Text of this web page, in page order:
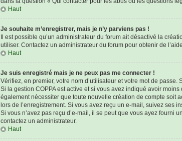
Haut
Je souhaite m’enregistrer, mais je n’y parviens pas !
Il est possible qu’un administrateur du forum ait désactivé la
utiliser. Contactez un administrateur du forum pour obtenir de
Haut
Je suis enregistré mais je ne peux pas me connecter !
Vérifiez, en premier, votre nom d’utilisateur et votre mot de passe.
Si la gestion COPPA est active et si vous avez indiqué avoir
également nécessiter que toute nouvelle création de compte soit
lors de l’enregistrement. Si vous avez reçu un e-mail, suivez ses
Si vous n’avez pas reçu d’e-mail, il se peut que vous ayez fourni
contactez un administrateur.
Haut